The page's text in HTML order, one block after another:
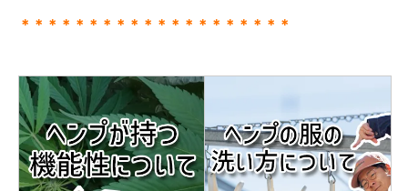
＊＊＊＊＊＊＊＊＊＊＊＊＊＊＊＊＊＊＊＊